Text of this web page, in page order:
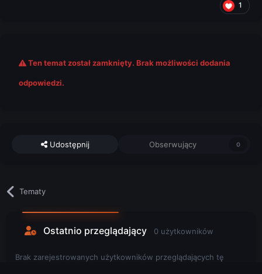
1
Ten temat został zamknięty. Brak możliwości dodania
odpowiedzi.
Udostępnij Obserwujący 0
Tematy
Ostatnio przeglądający 0 użytkowników
Brak zarejestrowanych użytkowników przeglądających tę